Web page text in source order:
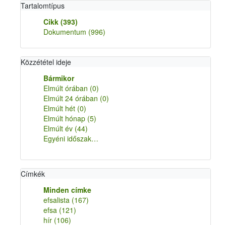
Tartalomtípus
Cikk (393)
Dokumentum (996)
Közzététel ideje
Bármikor
Elmúlt órában (0)
Elmúlt 24 órában (0)
Elmúlt hét (0)
Elmúlt hónap (5)
Elmúlt év (44)
Egyéni időszak…
Címkék
Minden címke
efsalista (167)
efsa (121)
hír (106)